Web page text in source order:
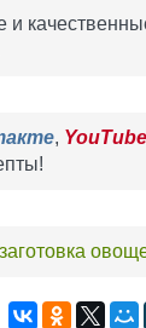
и
, YouTube
заготовка